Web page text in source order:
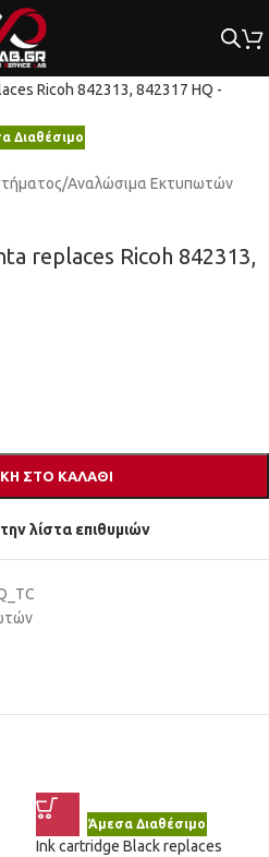
Διαθέσιμο
/Αναλώσιμα Εκτυπωτών
replaces Ricoh 842313,
ΣΤΟ ΚΑΛΆΘΙ
λίστα επιθυμιών
Άμεσα Διαθέσιμο
Ink cartridge Black replaces